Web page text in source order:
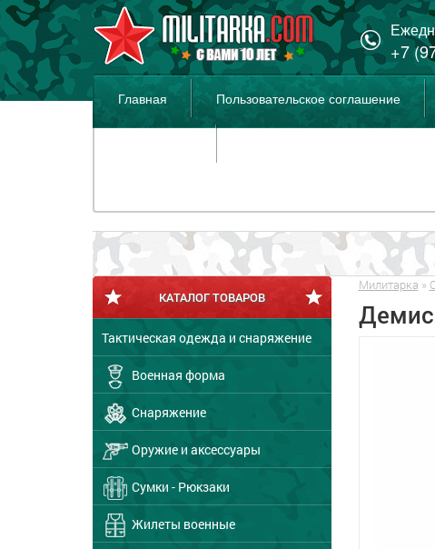
+7
Главная Пользовательское соглашение
КАТАЛОГ ТОВАРОВ
Тактическая одежда и снаряжение
Военная форма
Снаряжение
Оружие и аксессуары
Сумки - Рюкзаки
Жилеты военные
Милитарка »